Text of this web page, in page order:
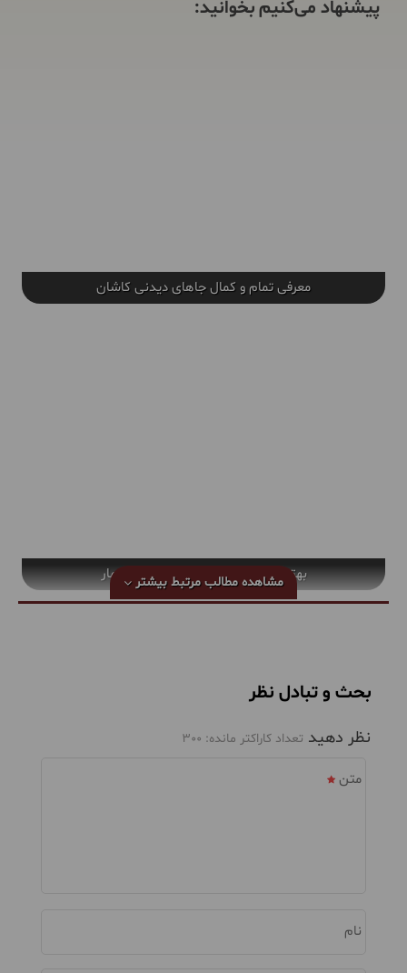
پیشنهاد می‌کنیم بخوانید:
معرفی تمام و کمال جاهای دیدنی کاشان
بهترین مناطق گلاب گیری در فصل بهار
مشاهده مطالب مرتبطبیشتر
بحث و تبادل نظر
نظر دهید تعداد کاراکتر مانده: 300
متن
نام